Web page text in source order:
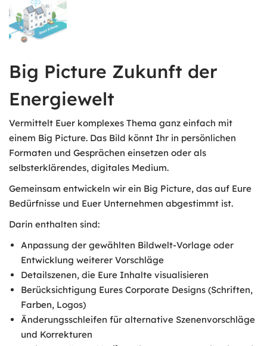
Big Picture Zukunft der
Energiewelt
Vermittelt Euer komplexes Thema ganz einfach mit
einem Big Picture. Das Bild könnt Ihr in persönlichen
Formaten und Gesprächen einsetzen oder als
selbsterklärendes, digitales Medium.
Gemeinsam entwickeln wir ein Big Picture, das auf Eure
Bedürfnisse und Euer Unternehmen abgestimmt ist.
Darin enthalten sind:
Anpassung der gewählten Bildwelt-Vorlage oder
Entwicklung weiterer Vorschläge
Detailszenen, die Eure Inhalte visualisieren
Berücksichtigung Eures Corporate Designs (Schriften,
Farben, Logos)
Änderungsschleifen für alternative Szenenvorschläge
und Korrekturen